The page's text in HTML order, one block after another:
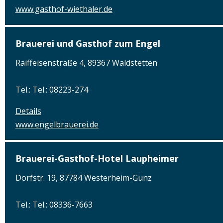
www.gasthof-wiethaler.de
Brauerei und Gasthof zum Engel
Raiffeisenstraße 4, 89367 Waldstetten
Tel.: Tel.: 08223-274
Details
www.engelbrauerei.de
Brauerei-Gasthof-Hotel Laupheimer
Dorfstr. 19, 87784 Westerheim-Günz
Tel.: Tel.: 08336-7663